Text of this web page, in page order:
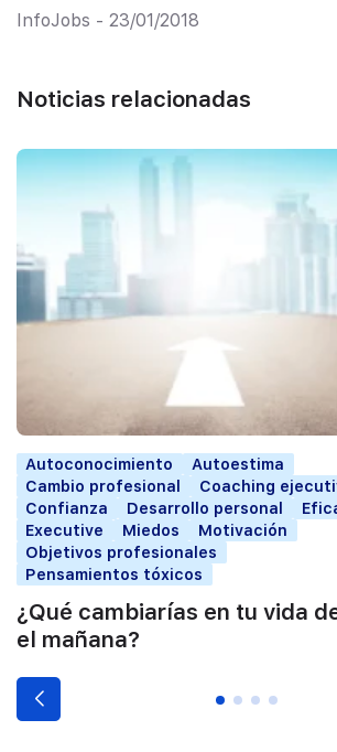
InfoJobs - 23/01/2018
Noticias relacionadas
Autoconocimiento
Autoestima
Cambio profesional
Coaching
Confianza
Desarrollo personal
Executive
Miedos
Motivación
Objetivos profesionales
Pensamientos tóxicos
¿Qué cambiarías en tu vida
el mañana?